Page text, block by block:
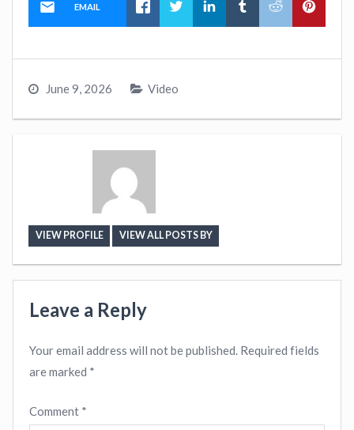
EMAIL
June 9, 2026 Video
VIEW PROFILE VIEW ALL POSTS BY
Leave a Reply
Your email address will not be published. Required fields
are marked *
Comment *